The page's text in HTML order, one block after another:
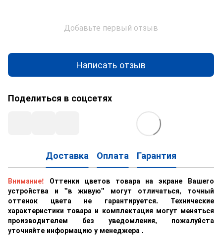
Добавьте первый отзыв
Написать отзыв
Поделиться в соцсетях
Доставка Оплата Гарантия
Внимание!
Оттенки цветов товара на экране Вашего
устройства и "в живую" могут отличаться, точный
оттенок цвета не гарантируется. Технические
характеристики товара и комплектация могут меняться
производителем без уведомления, пожалуйста
уточняйте информацию у менеджера .